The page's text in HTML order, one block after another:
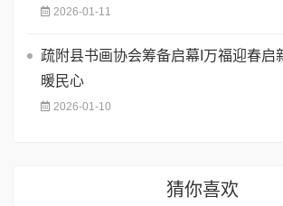
2026-01-11
疏附县书画协会筹备启幕I万福迎春启
暖民心
2026-01-10
猜你喜欢